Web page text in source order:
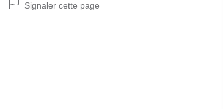
Signaler cette page